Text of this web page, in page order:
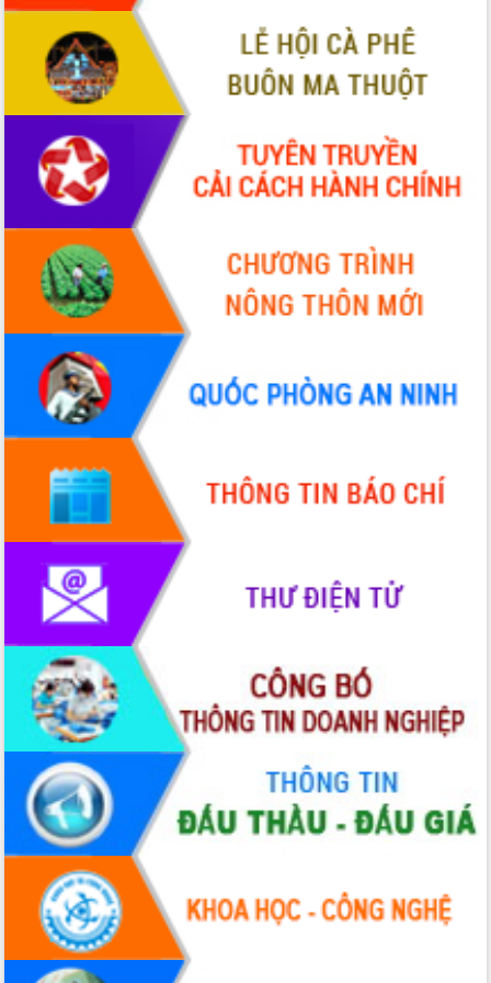
để phát triển du lịch Đắk Lắk
Khởi động Dự án Đầu tư xây dựng hạ
tầng kỹ thuật Cụm công nghiệp Tân
Gặp mặt các cơ quan báo chí nhân Kỷ
niệm 101 năm Ngày Báo chí Cách
mạng Việt Nam
Đắk Lắk sơ kết 4 năm triển khai thực
hiện Đề án 06 của Chính phủ
Họp báo thông tin về Hội nghị Công bố
Quy hoạch và Xúc tiến đầu tư tỉnh Đắk
Khơi thông điểm nghẽn, đẩy nhanh
giải ngân vốn khắc phục thiên tai
HĐND tỉnh thông qua điều chỉnh Quy
hoạch tỉnh thời kỳ 2021-2030
Hội thảo góp ý hồ sơ điều chỉnh quy
hoạch tỉnh Đắk Lắk thời kỳ 2021-2030,
tầm nhìn đến năm 2050
Nâng cao hiệu quả hoạt động của các
doanh nghiệp nhà nước
Hội nghị triển khai kết nối mạng
truyền số liệu chuyên dùng phục vụ cơ
quan Đảng, Nhà nước
Lễ phát động chuỗi hoạt động chung
tay làm sạch môi trường
Xã Ea Kar bước chuyển mình trong
công tác cải cách hành chính mô hình
mới
UBND tỉnh họp báo định kỳ tháng 4
năm 2026
Hội thảo khoa học “Giải pháp thúc đẩy
phát triển nền kinh tế xanh tại tỉnh
Đắk Lắk”
Tăng cường giám sát, đôn đốc thực
hiện nhiệm vụ quản lý tài sản công
hàng tuần
Tháo gỡ những vướng mắc, đẩy mạnh
công tác cải cách thủ tục hành chính
tại Trung tâm Phục vụ hành chính
công tỉnh